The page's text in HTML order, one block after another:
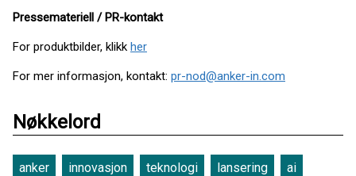
Pressemateriell / PR-kontakt
For produktbilder, klikk her
For mer informasjon, kontakt: pr-nod@anker-in.com
Nøkkelord
anker innovasjon teknologi lansering ai